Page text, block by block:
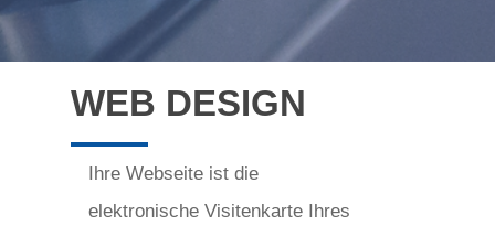
WEB DESIGN
Ihre Webseite ist die
elektronische Visitenkarte Ihres